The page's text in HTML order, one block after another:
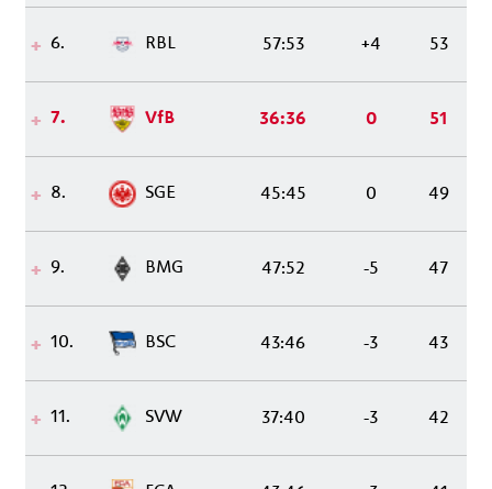
6. RBL 57:53 +4 53
7. VfB 36:36 0 51
8. SGE 45:45 0 49
9. BMG 47:52 -5 47
10. BSC 43:46 -3 43
11. SVW 37:40 -3 42